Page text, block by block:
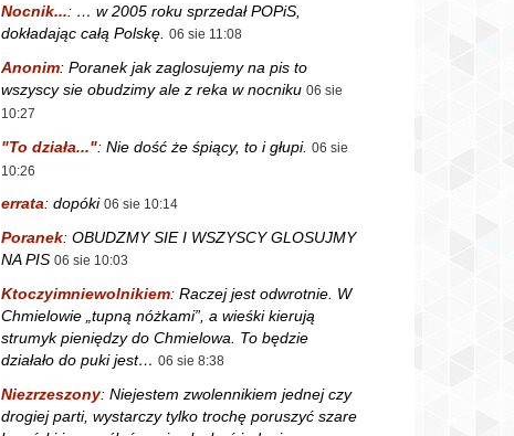
Nocnik...: … w 2005 roku sprzedał POPiS,
dokładając całą Polskę. 06 sie 11:08
Anonim: Poranek jak zaglosujemy na pis to
wszyscy sie obudzimy ale z reka w nocniku 06 sie
10:27
"To działa...": Nie dość że śpiący, to i głupi. 06 sie
10:26
errata: dopóki 06 sie 10:14
Poranek: OBUDZMY SIE I WSZYSCY GLOSUJMY
NA PIS 06 sie 10:03
Ktoczyimniewolnikiem: Raczej jest odwrotnie. W
Chmielowie „tupną nóżkami”, a wieśki kierują
strumyk pieniędzy do Chmielowa. To będzie
działało do puki jest… 06 sie 8:38
Niezrzeszony: Niejestem zwolennikiem jednej czy
drogiej parti, wystarczy tylko trochę poruszyć szare